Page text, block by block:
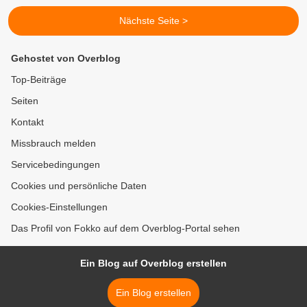
Nächste Seite >
Gehostet von Overblog
Top-Beiträge
Seiten
Kontakt
Missbrauch melden
Servicebedingungen
Cookies und persönliche Daten
Cookies-Einstellungen
Das Profil von Fokko auf dem Overblog-Portal sehen
Ein Blog auf Overblog erstellen
Ein Blog erstellen